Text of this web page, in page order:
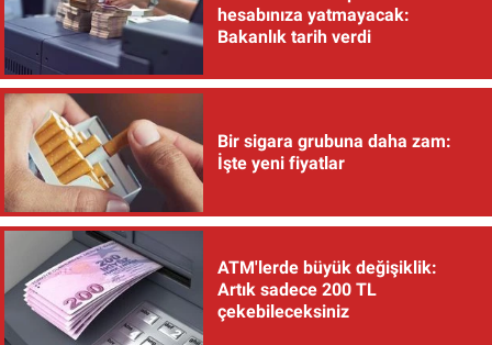
hesabınıza yatmayacak:
Bakanlık tarih verdi
Bir sigara grubuna daha zam:
İşte yeni fiyatlar
ATM'lerde büyük değişiklik:
Artık sadece 200 TL
çekebileceksiniz